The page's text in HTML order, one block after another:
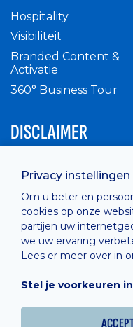
Privacy instellingen
Om u beter en
cookies op onze
partijen uw
we uw ervaring
Lees er meer over in
Stel je voorkeuren in
Hospitality
Visibiliteit
Branded Content &
Activatie
360° Business Tour
DISCLAIMER
Privacy Policy
Cashless
Cookie Policy
Hosted by Combell